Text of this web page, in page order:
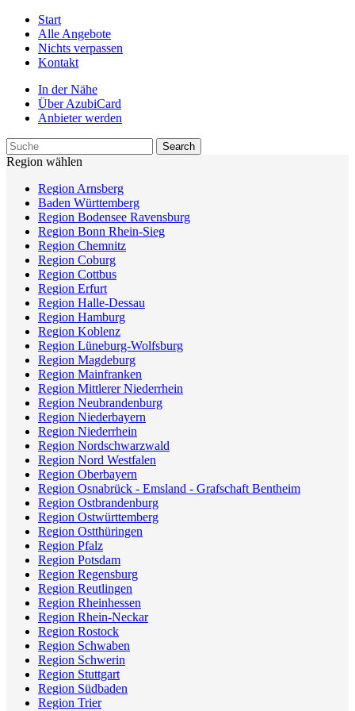
Start
Alle Angebote
Nichts verpassen
Kontakt
In der Nähe
Über AzubiCard
Anbieter werden
Region wählen
Region Arnsberg
Baden Württemberg
Region Bodensee Ravensburg
Region Bonn Rhein-Sieg
Region Chemnitz
Region Coburg
Region Cottbus
Region Erfurt
Region Halle-Dessau
Region Hamburg
Region Koblenz
Region Lüneburg-Wolfsburg
Region Magdeburg
Region Mainfranken
Region Mittlerer Niederrhein
Region Neubrandenburg
Region Niederbayern
Region Niederrhein
Region Nordschwarzwald
Region Nord Westfalen
Region Oberbayern
Region Osnabrück - Emsland - Grafschaft Bentheim
Region Ostbrandenburg
Region Ostwürttemberg
Region Ostthüringen
Region Pfalz
Region Potsdam
Region Regensburg
Region Reutlingen
Region Rheinhessen
Region Rhein-Neckar
Region Rostock
Region Schwaben
Region Schwerin
Region Stuttgart
Region Südbaden
Region Trier